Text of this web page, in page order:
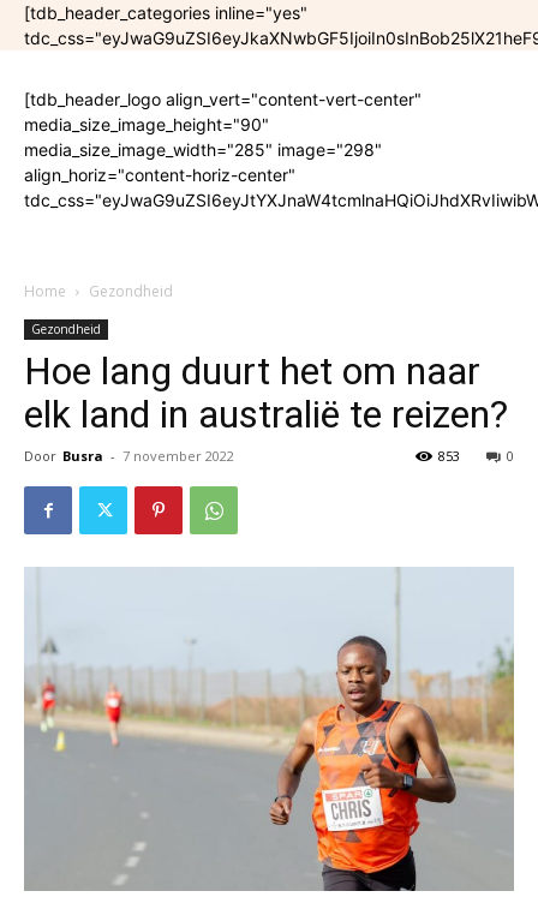
[tdb_header_categories inline="yes"
[tdb_header_logo align_vert="content-vert-center"
media_size_image_height="90"
media_size_image_width="285" image="298"
align_horiz="content-horiz-center"
Home Gezondheid
Gezondheid
Hoe lang duurt het om naar
elk land in australië te reizen?
Door Busra - 7 november 2022 0
853